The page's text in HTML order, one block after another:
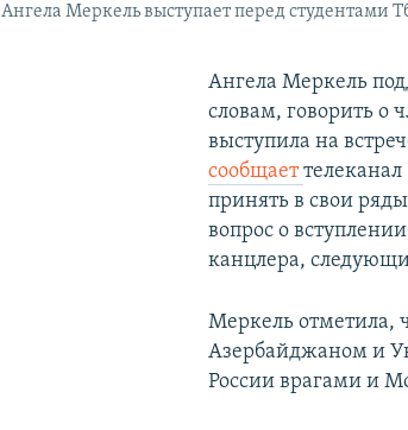
Ангела Меркель выступает перед студентами
Ангела Меркель
словам, говорить о
выступила на
сообщает
принять в свои
вопрос о
канцлера,
Меркель отметила,
Азербайджаном и
России врагами и